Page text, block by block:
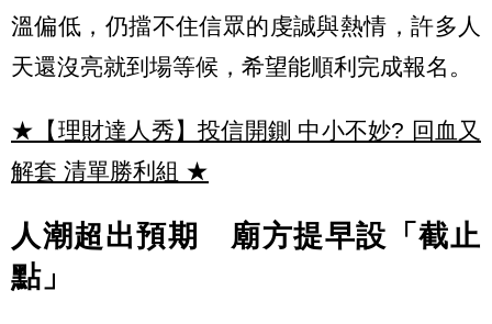
溫偏低，仍擋不住信眾的虔誠與熱情，許多人
天還沒亮就到場等候，希望能順利完成報名。
★【理財達人秀】投信開鍘 中小不妙? 回血又
解套 清單勝利組 ★
人潮超出預期 廟方提早設「截止
點」